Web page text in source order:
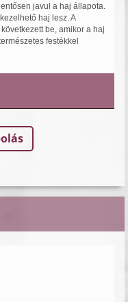
javul a haj állapota.
haj lesz. A
be, amikor a haj
festékkel